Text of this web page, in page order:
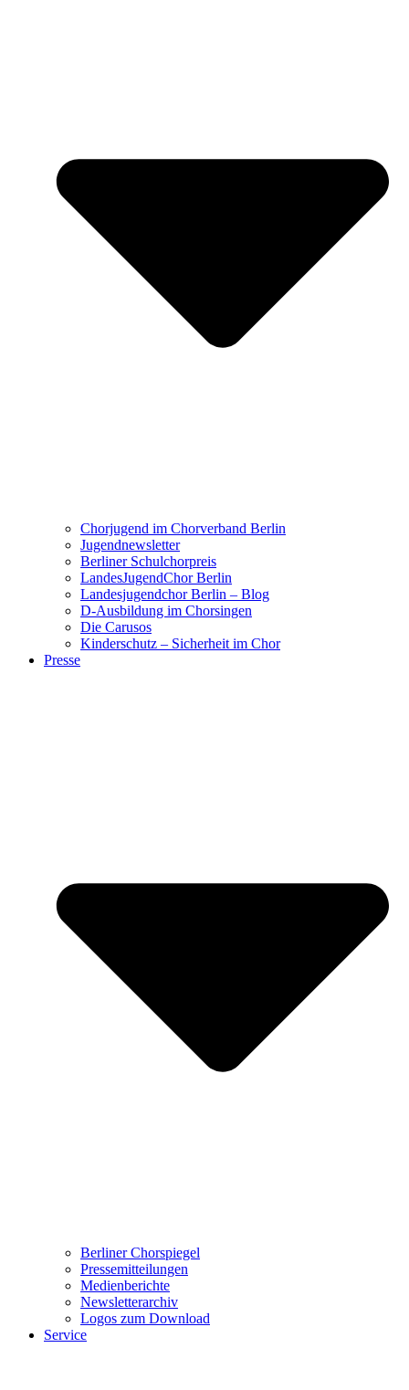
Chorjugend im Chorverband Berlin
Jugendnewsletter
Berliner Schulchorpreis
LandesJugendChor Berlin
Landesjugendchor Berlin – Blog
D-Ausbildung im Chorsingen
Die Carusos
Kinderschutz – Sicherheit im Chor
Presse
Berliner Chorspiegel
Pressemitteilungen
Medienberichte
Newsletterarchiv
Logos zum Download
Service